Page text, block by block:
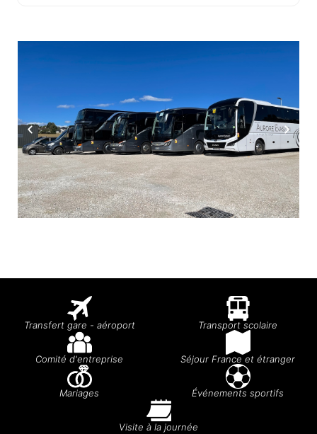
Transfert gare - aéroport Transport scolaire
Comité d'entreprise Séjour France et étranger
Mariages Événements sportifs
Visite à la journée